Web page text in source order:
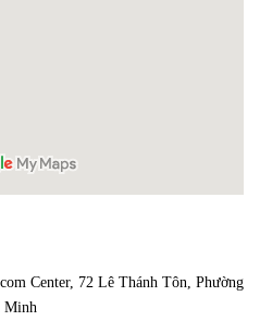
Center, 72 Lê Thánh Tôn, Phường
Minh